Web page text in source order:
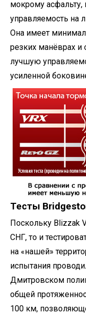
мокрому
управляемость на
Она имеет
резких манёврах и
лучшую
усиленной
Тесты
Поскольку Blizzak
СНГ, то и
на «нашей»
испытания
Дмитровском
общей
100 км,